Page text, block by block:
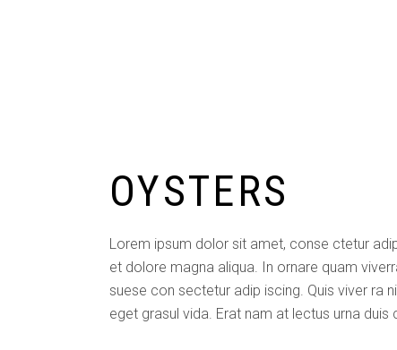
OYSTERS
Lorem ipsum dolor sit amet, conse ctetur
et dolore magna aliqua. In ornare quam
suese con sectetur adip iscing. Quis viver ra
eget grasul vida. Erat nam at lectus urna